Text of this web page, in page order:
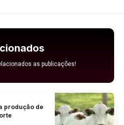
as publicações!
produção de